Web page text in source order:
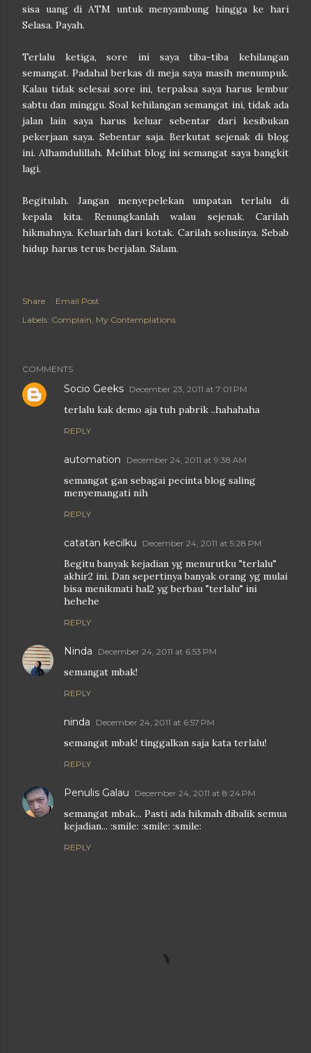
sisa uang di ATM untuk menyambung hingga ke hari
Selasa. Payah.
Terlalu ketiga, sore ini saya tiba-tiba kehilangan
semangat. Padahal berkas di meja saya masih menumpuk.
Kalau tidak selesai sore ini, terpaksa saya harus lembur
sabtu dan minggu. Soal kehilangan semangat ini, tidak ada
jalan lain saya harus keluar sebentar dari kesibukan
pekerjaan saya. Sebentar saja. Berkutat sejenak di blog
ini. Alhamdulillah. Melihat blog ini semangat saya bangkit
lagi.
Begitulah. Jangan menyepelekan umpatan terlalu di
kepala kita. Renungkanlah walau sejenak. Carilah
hikmahnya. Keluarlah dari kotak. Carilah solusinya. Sebab
hidup harus terus berjalan. Salam.
Share
Email Post
Labels: Complain My Contemplations
COMMENTS
Socio Geeks December 23, 2011 at 7:01 PM
terlalu kak demo aja tuh pabrik ..hahahaha
REPLY
automation December 24, 2011 at 9:38 AM
semangat gan sebagai pecinta blog saling
menyemangati nih
REPLY
catatan kecilku December 24, 2011 at 5:28 PM
Begitu banyak kejadian yg menurutku "terlalu"
akhir2 ini. Dan sepertinya banyak orang yg mulai
bisa menikmati hal2 yg berbau "terlalu" ini
hehehe
REPLY
Ninda December 24, 2011 at 6:53 PM
semangat mbak!
REPLY
ninda December 24, 2011 at 6:57 PM
semangat mbak! tinggalkan saja kata terlalu!
REPLY
Penulis Galau December 24, 2011 at 8:24 PM
semangat mbak... Pasti ada hikmah dibalik semua
kejadian... :smile: :smile: :smile:
REPLY